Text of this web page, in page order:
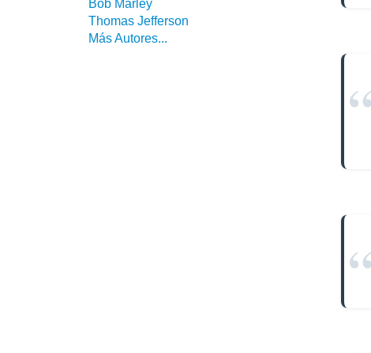
Bob Marley
Thomas Jefferson
Más Autores...